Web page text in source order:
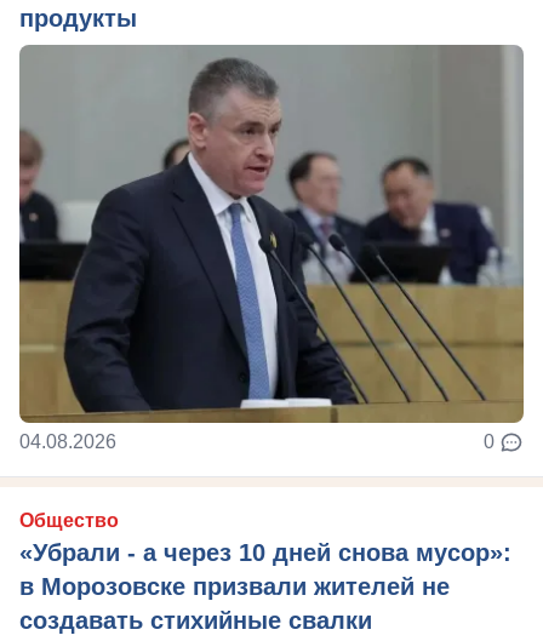
продукты
04.08.2026 0
Общество
«Убрали - а через 10 дней снова мусор»:
в Морозовске призвали жителей не
создавать стихийные свалки